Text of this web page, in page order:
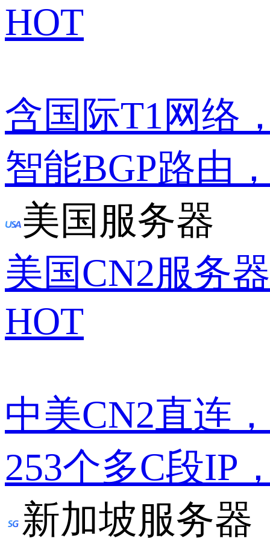
HOT
含国际T1网络
智能BGP路由
美国服务器
美国CN2服务器
HOT
中美CN2直连
253个多C段IP
新加坡服务器